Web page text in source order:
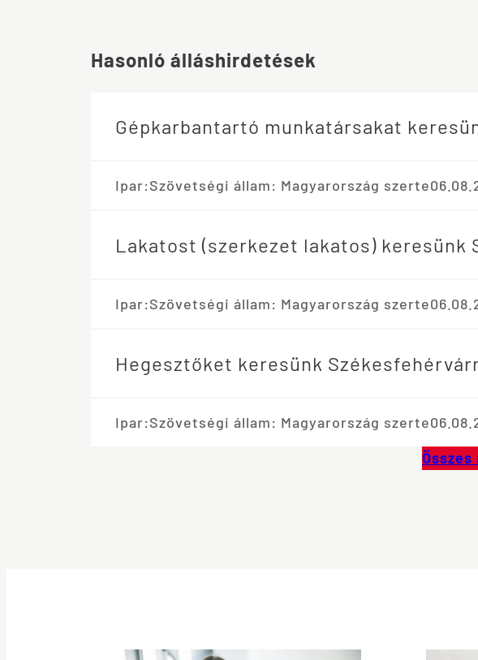
Hasonló álláshirdetések
Gépkarbantartó munkatársakat
Ipar:Szövetségi állam: Magyarország szerte
Lakatost (szerkezet lakatos) keresünk
Ipar:Szövetségi állam: Magyarország szerte
Hegesztőket keresünk
Ipar:Szövetségi állam: Magyarország szerte